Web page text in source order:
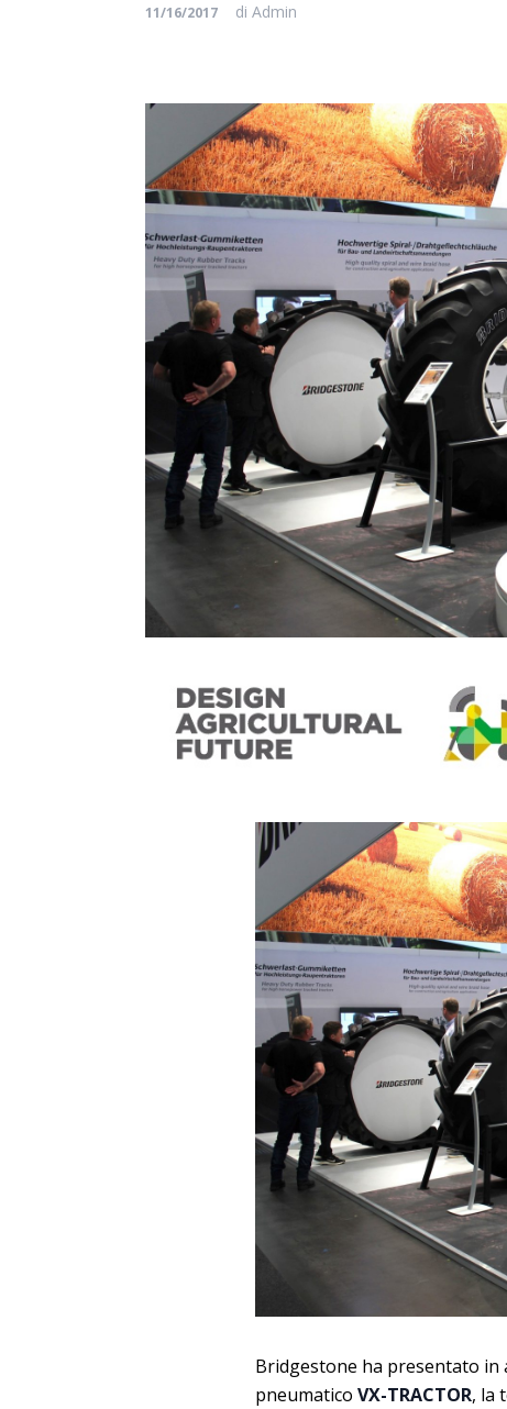
11/16/2017 di Admin
Bridgestone ha presentato in
pneumatico VX-TRACTOR, la